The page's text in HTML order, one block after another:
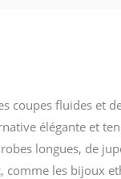
coupes fluides et
élégante et
longues, de
les bijoux